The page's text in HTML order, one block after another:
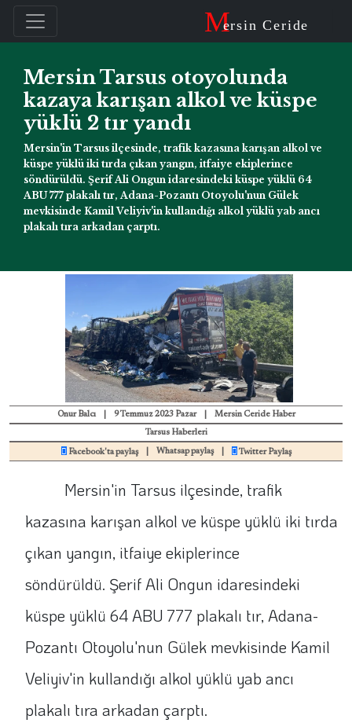
Mersin Ceride
Mersin Tarsus otoyolunda
kazaya karışan alkol ve küspe
yüklü 2 tır yandı
Mersin'in Tarsus ilçesinde, trafik kazasına karışan alkol ve
küspe yüklü iki tırda çıkan yangın, itfaiye ekiplerince
söndürüldü. Şerif Ali Ongun idaresindeki küspe yüklü 64
ABU 777 plakalı tır, Adana-Pozantı Otoyolu'nun Gülek
mevkisinde Kamil Veliyiv'in kullandığı alkol yüklü yab ancı
plakalı tıra arkadan çarptı.
Onur Balcı 9 Temmuz 2023 Pazar Mersin Ceride Haber
Tarsus Haberleri
Facebook'ta paylaş Whatsap paylaş Twitter Paylaş
Mersin'in Tarsus ilçesinde, trafik
kazasına karışan alkol ve küspe yüklü iki tırda
çıkan yangın, itfaiye ekiplerince
söndürüldü. Şerif Ali Ongun idaresindeki
küspe yüklü 64 ABU 777 plakalı tır, Adana-
Pozantı Otoyolu'nun Gülek mevkisinde Kamil
Veliyiv'in kullandığı alkol yüklü yab ancı
plakalı tıra arkadan çarptı.